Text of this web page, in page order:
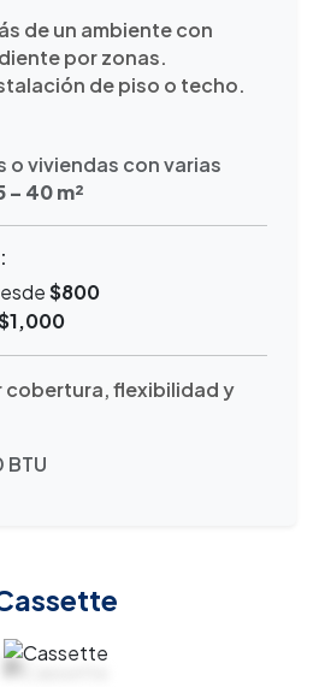
de un ambiente con
por zonas.
de piso o techo.
o viviendas con varias
– 40 m²
$800
cobertura, flexibilidad y